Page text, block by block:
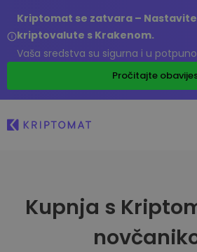
Kriptomat se zatvara –
kriptovalute s Krakenom.
Vaša sredstva su sigurna i u
Pročitajte
Kupnja s